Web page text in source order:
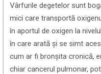
Vârfurile degetelor sunt
mici care transportă
în aportul de oxigen la
în care arată și se simt
cum ar fi bronșita cronică,
chiar cancerul pulmonar,